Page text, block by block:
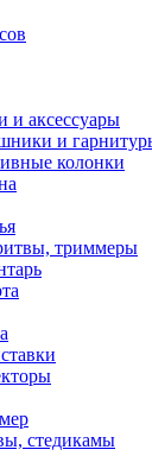
и аксессуары
и
колонки
триммеры
стедикамы